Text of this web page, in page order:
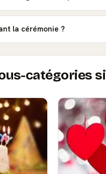
la cérémonie ?
catégories